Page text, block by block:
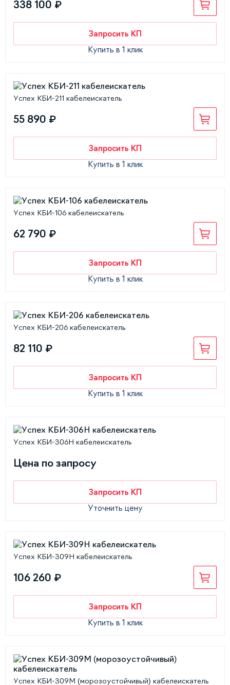
338 100 ₽
Запросить КП
Купить в 1 клик
Успех КБИ-211 кабелеискатель
55 890 ₽
Запросить КП
Купить в 1 клик
Успех КБИ-106 кабелеискатель
62 790 ₽
Запросить КП
Купить в 1 клик
Успех КБИ-206 кабелеискатель
82 110 ₽
Запросить КП
Купить в 1 клик
Успех КБИ-306Н кабелеискатель
Цена по запросу
Запросить КП
Уточнить цену
Успех КБИ-309Н кабелеискатель
106 260 ₽
Запросить КП
Купить в 1 клик
Успех КБИ-309М (морозоустойчивый) кабелеискатель